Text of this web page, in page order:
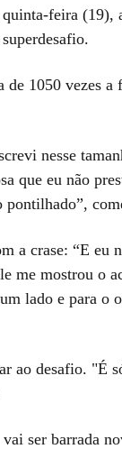
feira (19),
de 1050 vezes
nesse
que eu não
pontilhado”,
a crase: “E eu
me mostrou o
lado e para o
ao desafio. "É
ser barrada